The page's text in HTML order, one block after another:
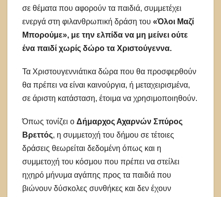
σε θέματα που αφορούν τα παιδιά, συμμετέχει
ενεργά στη φιλανθρωπική δράση του «Όλοι Μαζί
Μπορούμε», με την ελπίδα να μη μείνει ούτε
ένα παιδί χωρίς δώρο τα Χριστούγεννα.
Τα Χριστουγεννιάτικα δώρα που θα προσφερθούν
θα πρέπει να είναι καινούργια, ή μεταχειρισμένα,
σε άριστη κατάσταση, έτοιμα να χρησιμοποιηθούν.
Όπως τονίζει ο Δήμαρχος Αχαρνών Σπύρος
Βρεττός, η συμμετοχή του δήμου σε τέτοιες
δράσεις θεωρείται δεδομένη όπως και η
συμμετοχή του κόσμου που πρέπει να στείλει
ηχηρό μήνυμα αγάπης προς τα παιδιά που
βιώνουν δύσκολες συνθήκες και δεν έχουν